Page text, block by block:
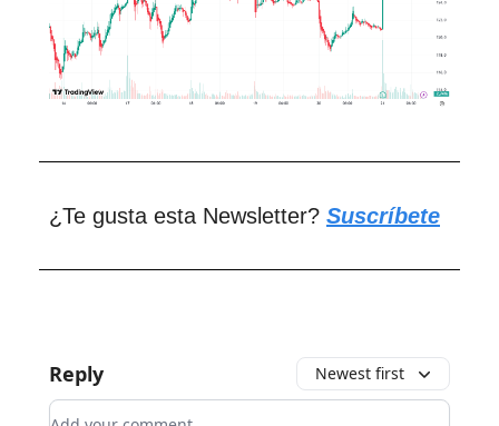
¿Te gusta esta Newsletter? Suscríbete
Reply Newest first
Add your comment